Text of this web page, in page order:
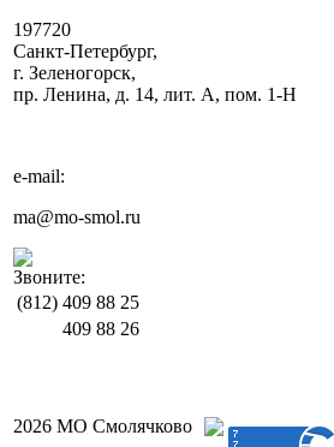
197720
Санкт-Петербург,
г. Зеленогорск,
пр. Ленина, д. 14, лит. А, пом. 1-Н
e-mail:
ma@mo-smol.ru
Звоните:
(812) 409 88 25
409 88 26
2026 МО Смолячково